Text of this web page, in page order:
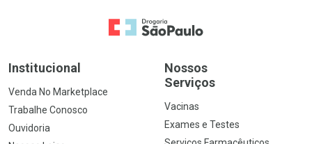
Ir para a Home
Institucional
Venda No Marketplace
Trabalhe Conosco
Ouvidoria
Nossos
Serviços
Vacinas
Exames e Testes